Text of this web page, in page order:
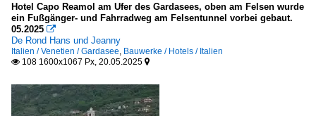
Hotel Capo Reamol am Ufer des Gardasees, oben am Felsen wurde
ein Fußgänger- und Fahrradweg am Felsentunnel vorbei gebaut.
05.2025 
De Rond Hans und Jeanny
Italien / Venetien / Gardasee Bauwerke / Hotels / Italien
 108 1600x1067 Px, 20.05.2025 